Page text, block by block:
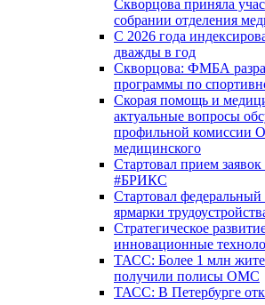
Скворцова приняла
собрании отделения
С 2026 года
дважды в год
Скворцова: ФМБА
программы по
Скорая помощь и
актуальные вопросы
профильной комиссии
медицинского
Стартовал прием
#БРИКС
Стартовал федеральный
ярмарки
Стратегическое
инновационные
ТАСС: Более 1 млн
получили полисы ОМС
ТАСС: В Петербурге